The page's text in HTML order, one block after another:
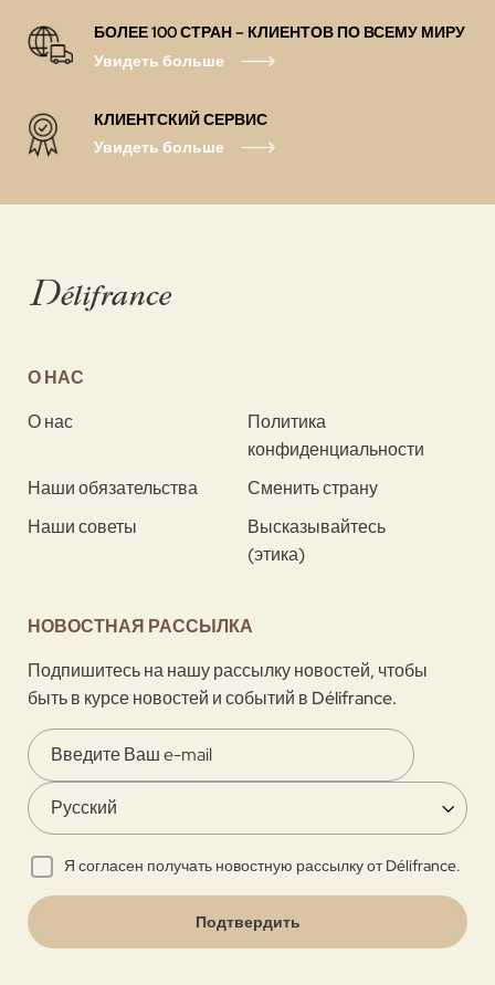
БОЛЕЕ 100 СТРАН – КЛИЕНТОВ ПО ВСЕМУ МИРУ
Увидеть больше
КЛИЕНТСКИЙ СЕРВИС
Увидеть больше
О НАС
О нас
Политика
конфиденциальности
Наши обязательства
Сменить страну
Наши советы
Высказывайтесь
(этика)
НОВОСТНАЯ РАССЫЛКА
Подпишитесь на нашу рассылку новостей, чтобы
быть в курсе новостей и событий в Délifrance.
Я согласен получать новостную рассылку от Délifrance.
Подтвердить